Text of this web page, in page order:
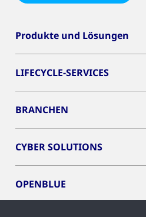
Produkte und Lösungen
LIFECYCLE-SERVICES
BRANCHEN
CYBER SOLUTIONS
OPENBLUE